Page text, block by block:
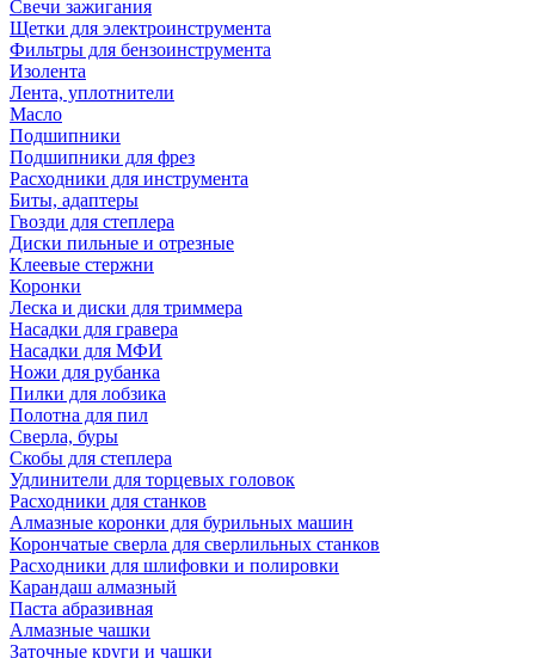
Свечи зажигания
Щетки для электроинструмента
Фильтры для бензоинструмента
Изолента
Лента, уплотнители
Масло
Подшипники
Подшипники для фрез
Расходники для инструмента
Биты, адаптеры
Гвозди для степлера
Диски пильные и отрезные
Клеевые стержни
Коронки
Леска и диски для триммера
Насадки для гравера
Насадки для МФИ
Ножи для рубанка
Пилки для лобзика
Полотна для пил
Сверла, буры
Скобы для степлера
Удлинители для торцевых головок
Расходники для станков
Алмазные коронки для бурильных машин
Корончатые сверла для сверлильных станков
Расходники для шлифовки и полировки
Карандаш алмазный
Паста абразивная
Алмазные чашки
Заточные круги и чашки